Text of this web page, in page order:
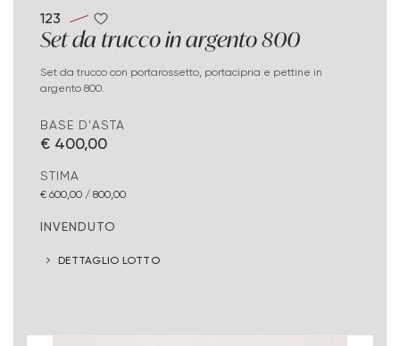
123
Set da trucco in argento 800
Set da trucco con portarossetto, portacipria e pettine in
argento 800.
BASE D'ASTA
€ 400,00
STIMA
€ 600,00 / 800,00
INVENDUTO
DETTAGLIO LOTTO